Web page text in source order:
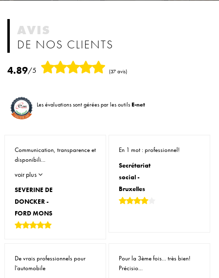
AVIS
DE NOS CLIENTS
4.89/5 (37 avis)
Les évaluations sont gérées par les outilsE-net
Communication, transparence et
disponibili...
voir plus
SEVERINE DE
DONCKER -
FORD MONS
En 1 mot : professionnel!
Secrétariat
social -
Bruxelles
De vrais professionnels pour
l'automobile
Pour la 3ème fois... très bien!
Précisio...